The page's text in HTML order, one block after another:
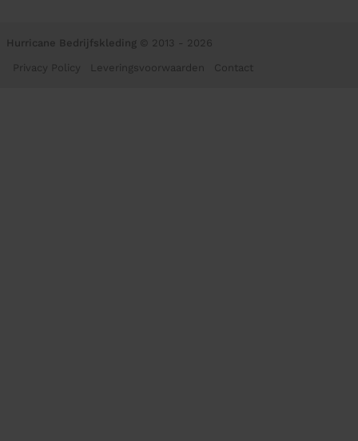
Hurricane Bedrijfskleding © 2013 - 2026
Privacy Policy Leveringsvoorwaarden Contact